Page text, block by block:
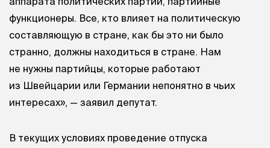
функционеры. Все, кто влияет на политическую
составляющую в стране, как бы это ни было
странно, должны находиться в стране. Нам
не нужны партийцы, которые работают
из Швейцарии или Германии непонятно в чьих
интересах», — заявил депутат.
В текущих условиях проведение отпуска